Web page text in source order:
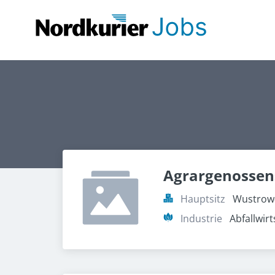
Hauptsitz
Industrie